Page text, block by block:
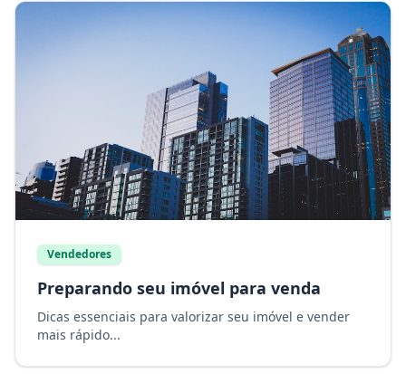
Vendedores
Preparando seu imóvel para venda
Dicas essenciais para valorizar seu imóvel e vender
mais rápido...